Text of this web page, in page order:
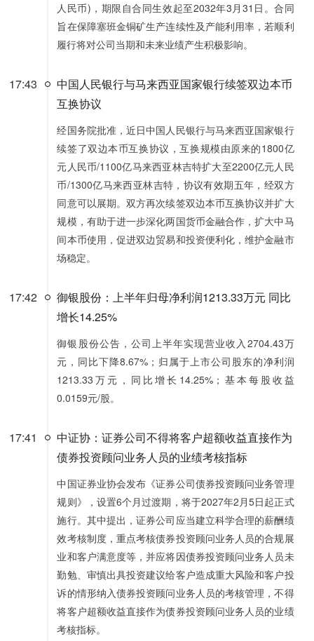
人民币)，期限自合同生效起至2032年3月31日。合同
旨在保障塞班金铜矿生产连续性及产能利用率，若顺利
履行将对公司当期和未来业绩产生积极影响。
17:43
中国人民银行与马来西亚国家银行续签双边本币
互换协议
经国务院批准，近日中国人民银行与马来西亚国家银行
续签了双边本币互换协议，互换规模由原来的1800亿
元人民币/1100亿马来西亚林吉特扩大至2200亿元人民
币/1300亿马来西亚林吉特，协议有效期五年，经双方
同意可以展期。双方再次续签双边本币互换协议并扩大
规模，有助于进一步深化两国货币金融合作，扩大中马
间本币使用，促进双边贸易和投资便利化，维护金融市
场稳定。
17:42
御银股份：上半年归母净利润1213.33万元 同比
增长14.25%
御银股份公告，公司上半年实现营业收入2704.43万
元，同比下降8.67%；归属于上市公司股东的净利润
1213.33万元，同比增长14.25%；基本每股收益
0.0159元/股。
17:41
中证协：证券公司不得将客户超额收益直接作为
债券投资顾问业务人员的业绩考核指标
中国证券业协会发布《证券公司债券投资顾问业务管理
规则》，设置6个月过渡期，将于2027年2月5日起正式
施行。其中提出，证券公司应当建立科学合理的薪酬绩
效考核制度，重点考核债券投资顾问业务人员的合规展
业和客户满意度等，并应将因债券投资顾问业务人员未
勤勉、审慎出具投资建议给客户造成重大风险和客户投
诉的情形纳入债券投资顾问业务人员的考核管理，不得
将客户超额收益直接作为债券投资顾问业务人员的业绩
考核指标。